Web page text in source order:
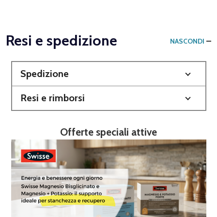
Resi e spedizione NASCONDI
Spedizione
Resi e rimborsi
Offerte speciali attive